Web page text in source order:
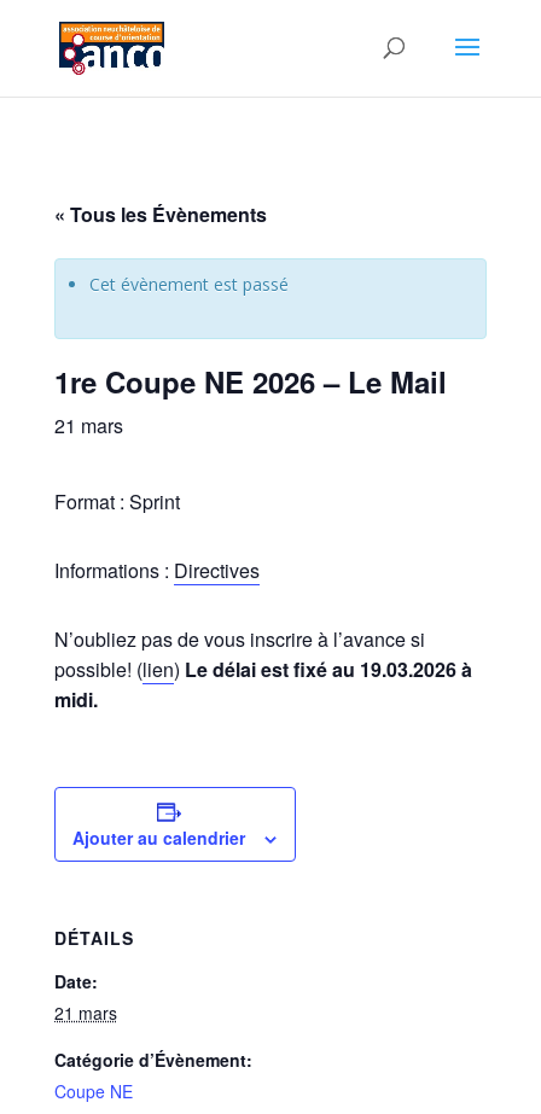
« Tous les Évènements
Cet évènement est passé
1re Coupe NE 2026 – Le Mail
21 mars
Format : Sprint
Informations : Directives
N’oubliez pas de vous inscrire à l’avance si
possible! (lien) Le délai est fixé au 19.03.2026 à
midi.
Ajouter au calendrier
DÉTAILS
Date:
21 mars
Catégorie d’Évènement:
Coupe NE